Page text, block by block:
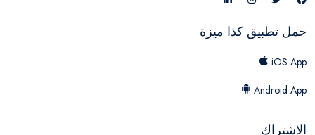
حمل تطبيق كذا ميزة
iOS App
Android App
الاشتراك